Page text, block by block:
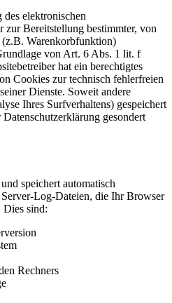
elektronischen
Bereitstellung bestimmter, von
Warenkorbfunktion)
von Art. 6 Abs. 1 lit. f
hat ein berechtigtes
Cookies zur technisch fehlerfreien
Dienste. Soweit andere
Ihres Surfverhaltens) gespeichert
gesondert
speichert automatisch
Log-Dateien, die Ihr Browser
Dies sind:
Rechners